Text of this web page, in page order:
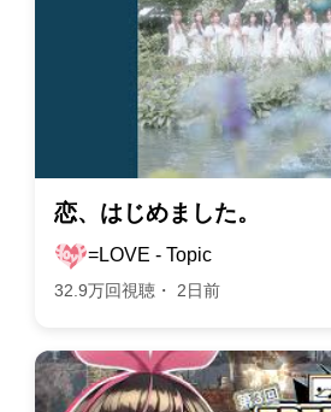
恋、はじめました。
=LOVE - Topic
32.9万回視聴・ 2日前